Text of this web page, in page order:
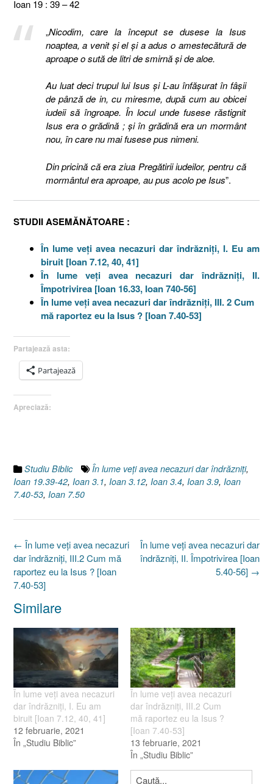
Ioan 19 : 39 – 42
„Nicodim, care la început se dusese la Isus
noaptea, a venit şi el şi a adus o amestecătură de
aproape o sută de litri de smirnă şi de aloe.
Au luat deci trupul lui Isus şi L-au înfăşurat în fâşii
de pânză de in, cu miresme, după cum au obicei
iudeii să îngroape. În locul unde fusese răstignit
Isus era o grădină ; şi în grădină era un mormânt
nou, în care nu mai fusese pus nimeni.
Din pricină că era ziua Pregătirii iudeilor, pentru că
mormântul era aproape, au pus acolo pe Isus”.
STUDII ASEMĂNĂTOARE :
În lume veţi avea necazuri dar îndrăzniţi, I. Eu am
biruit [Ioan 7.12, 40, 41]
În lume veţi avea necazuri dar îndrăzniţi, II.
Împotrivirea [Ioan 16.33, Ioan 740-56]
În lume veţi avea necazuri dar îndrăzniţi, III. 2 Cum
mă raportez eu la Isus ? [Ioan 7.40-53]
Partajează asta:
Partajează
Apreciază:
Studiu Biblic În lume veţi avea necazuri dar îndrăzniţi,
Ioan 19.39-42, Ioan 3.1, Ioan 3.12, Ioan 3.4, Ioan 3.9, Ioan
7.40-53, Ioan 7.50
Post
navigation
În lume veţi avea necazuri dar
îndrăzniţi, II. Împotrivirea [Ioan
5.40-56] →
← În lume veţi avea necazuri
dar îndrăzniţi, III.2 Cum mă
raportez eu la Isus ? [Ioan
7.40-53]
Similare
În lume veţi avea necazuri
dar îndrăzniţi, I. Eu am
biruit [Ioan 7.12, 40, 41]
12 februarie, 2021
În „Studiu Biblic”
În lume veţi avea necazuri
dar îndrăzniţi, III.2 Cum
mă raportez eu la Isus ?
[Ioan 7.40-53]
13 februarie, 2021
În „Studiu Biblic”